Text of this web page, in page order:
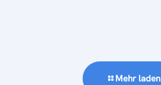
Mehr laden